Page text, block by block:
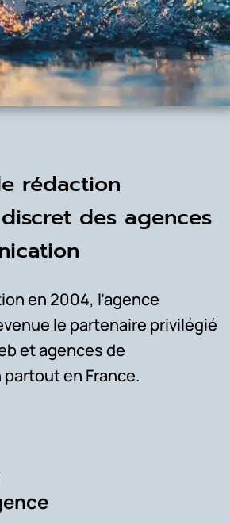
rédaction
des agences
en 2004, l’agence
le partenaire privilégié
et agences de
en France.